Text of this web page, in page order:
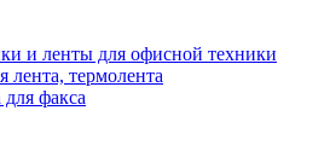
и ленты для офисной техники
лента, термолента
для факса